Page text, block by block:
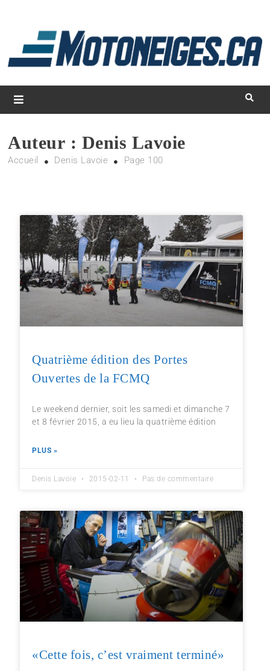
Magazine Motoneiges.ca
Auteur : Denis Lavoie
Accueil Denis Lavoie Page 100
Quatrième édition des Portes
Ouvertes de la FCMQ
Le weekend dernier, soit les samedi et dimanche 7
et 8 février 2015, a eu lieu la quatrième édition
PLUS »
Denis Lavoie 2015-02-11 Pas de commentaire
«Cette fois, c’est vraiment terminé»